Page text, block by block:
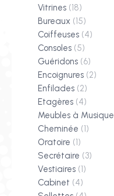
Vitrines (18)
Bureaux (15)
Coiffeuses (4)
Consoles (5)
Guéridons (6)
Encoignures (2)
Enfilades (2)
Etagères (4)
Meubles à Musique
Cheminée (1)
Oratoire (1)
Secrétaire (3)
Vestiaires (1)
Cabinet (4)